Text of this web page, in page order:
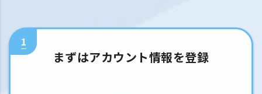
1
まずはアカウント情報を登録